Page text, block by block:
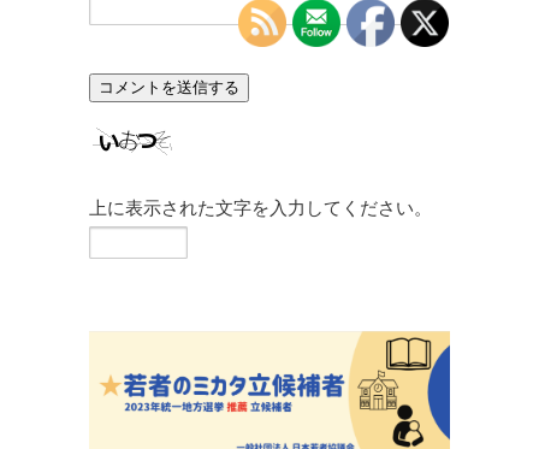
上に表示された文字を入力してください。